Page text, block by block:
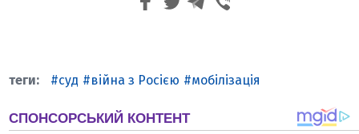
суд війна з Росією мобілізація